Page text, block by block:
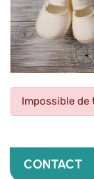
Impossible de
CONTACT